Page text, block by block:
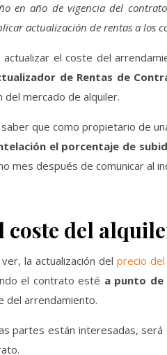
en año de vigencia del
actualización de rentas a los
el coste del
de Rentas de
del mercado de alquiler.
que como propietario de
el porcentaje de
mes después de comunicar al
coste del
la actualización del precio
el contrato esté a punto de
del arrendamiento.
partes están interesadas,